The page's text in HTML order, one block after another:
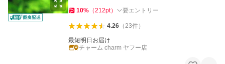
10% （212pt） 要エントリー
4.26（23件）
最短明日お届け
チャーム charm ヤフー店